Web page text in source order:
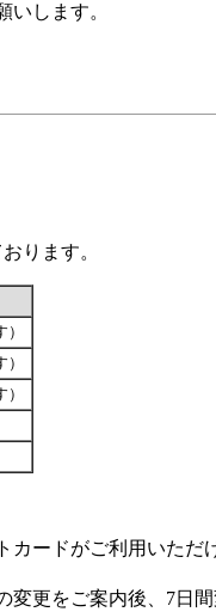
します。
ります。
）
）
）
カードがご利用いた
更をご案内後、7日